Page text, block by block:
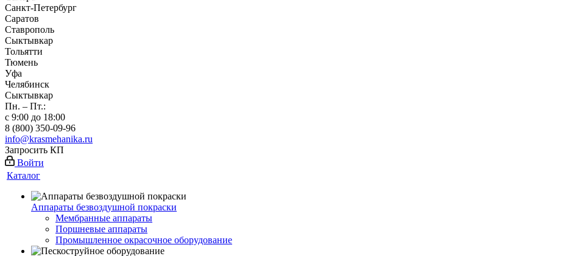
Санкт-Петербург
Саратов
Ставрополь
Сыктывкар
Тольятти
Тюмень
Уфа
Челябинск
Сыктывкар
Пн. – Пт.:
с 9:00 до 18:00
8 (800) 350-09-96
info@krasmehanika.ru
Запросить КП
Войти
Каталог
Аппараты безвоздушной покраски
Мембранные аппараты
Поршневые аппараты
Промышленное окрасочное оборудование